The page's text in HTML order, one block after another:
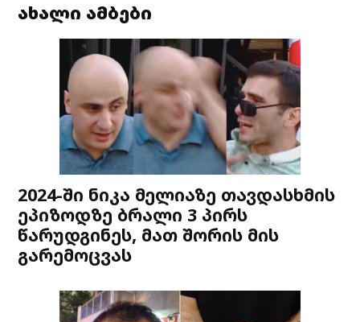
ახალი ამბები
2024-ში ნიკა მელიაზე თავდასხმის
ეპიზოდზე ბრალი 3 პირს
წარუდგინეს, მათ შორის მის
გარემოცვას